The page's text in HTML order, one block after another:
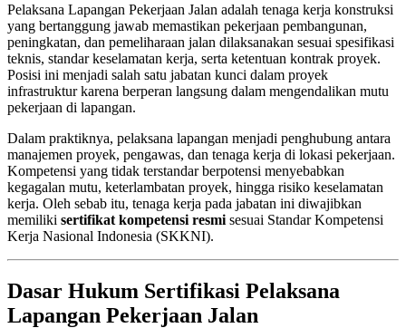
Pelaksana Lapangan Pekerjaan Jalan adalah tenaga kerja konstruksi
yang bertanggung jawab memastikan pekerjaan pembangunan,
peningkatan, dan pemeliharaan jalan dilaksanakan sesuai spesifikasi
teknis, standar keselamatan kerja, serta ketentuan kontrak proyek.
Posisi ini menjadi salah satu jabatan kunci dalam proyek
infrastruktur karena berperan langsung dalam mengendalikan mutu
pekerjaan di lapangan.
Dalam praktiknya, pelaksana lapangan menjadi penghubung antara
manajemen proyek, pengawas, dan tenaga kerja di lokasi pekerjaan.
Kompetensi yang tidak terstandar berpotensi menyebabkan
kegagalan mutu, keterlambatan proyek, hingga risiko keselamatan
kerja. Oleh sebab itu, tenaga kerja pada jabatan ini diwajibkan
memiliki sertifikat kompetensi resmi sesuai Standar Kompetensi
Kerja Nasional Indonesia (SKKNI).
Dasar Hukum Sertifikasi Pelaksana
Lapangan Pekerjaan Jalan